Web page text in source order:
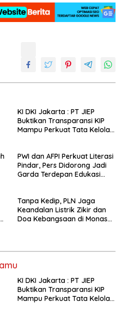
KI DKI Jakarta : PT JIEP
Buktikan Transparansi KIP
Mampu Perkuat Tata Kelola
PWI dan AFPI Perkuat Literasi
Pindar, Pers Didorong Jadi
Garda Terdepan Edukasi
Tanpa Kedip, PLN Jaga
Keandalan Listrik Zikir dan
Doa Kebangsaan di Monas
KI DKI Jakarta : PT JIEP
Buktikan Transparansi KIP
Mampu Perkuat Tata Kelola